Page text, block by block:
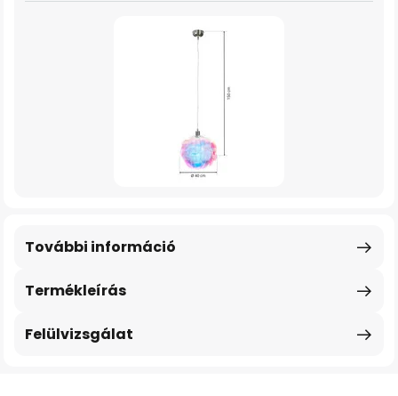
Termékleírás
További információ
Felülvizsgálat